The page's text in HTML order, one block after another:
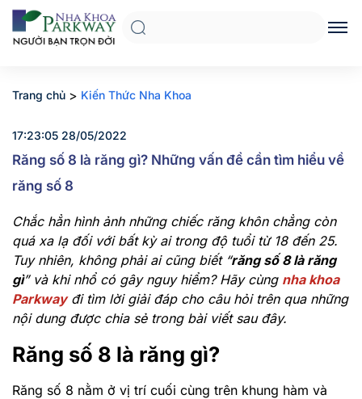
Trang chủ > Kiến Thức Nha Khoa
17:23:05 28/05/2022
Răng số 8 là răng gì? Những vấn đề cần tìm hiểu về
răng số 8
Chắc hẳn hình ảnh những chiếc răng khôn chẳng còn
quá xa lạ đối với bất kỳ ai trong độ tuổi từ 18 đến 25.
Tuy nhiên, không phải ai cũng biết “răng số 8 là răng
gì” và khi nhổ có gây nguy hiểm? Hãy cùng nha khoa
Parkwayđi tìm lời giải đáp cho câu hỏi trên qua những
nội dung được chia sẻ trong bài viết sau đây.
Răng số 8 là răng gì?
Răng số 8 nằm ở vị trí cuối cùng trên khung hàm và